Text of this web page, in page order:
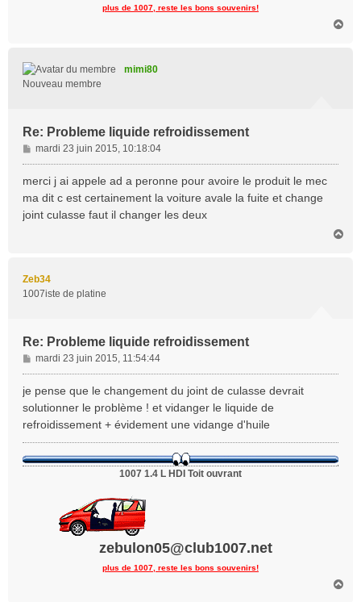
plus de 1007, reste les bons souvenirs!
mimi80
Nouveau membre
Re: Probleme liquide refroidissement
M
e
s
g
mardi 23 juin 2015, 10:18:04
merci j ai appele ad a peronne pour avoire le produit le mec
ma dit c est certainement la voiture avale la fuite et change
joint culasse faut il changer les deux
Zeb34
1007iste de platine
Re: Probleme liquide refroidissement
M
e
s
s
g
e
mardi 23 juin 2015, 11:54:44
je pense que le changement du joint de culasse devrait
solutionner le problème ! et vidanger le liquide de
refroidissement + évidement une vidange d'huile
1007 1.4 L HDI Toit ouvrant
zebulon05@club1007.net
plus de 1007, reste les bons souvenirs!